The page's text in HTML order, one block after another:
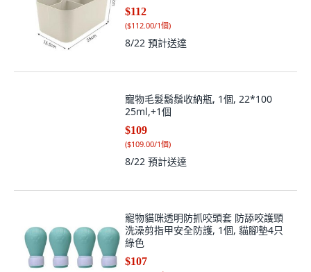
$112
($112.00/1個)
8/22 預計送達
寵物毛髮鬍鬚收納瓶, 1個, 22*100
25ml,+1個
$109
($109.00/1個)
8/22 預計送達
寵物貓咪透明防抓咬頭套 防舔咬護頸
洗澡剪指甲安全防護, 1個, 貓腳墊4只
綠色
$107